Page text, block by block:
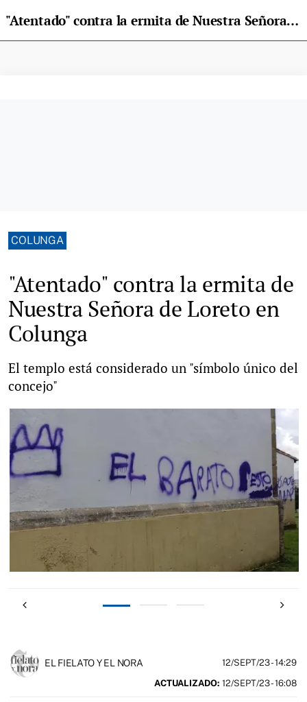
"Atentado" contra la ermita de Nuestra Señora de Loreto en Colunga
COLUNGA
"Atentado" contra la ermita de
Nuestra Señora de Loreto en
Colunga
El templo está considerado un "símbolo único del
concejo"
EL FIELATO Y EL NORA 12/SEPT/23- 14:29
ACTUALIZADO: 12/SEPT/23 - 16:08